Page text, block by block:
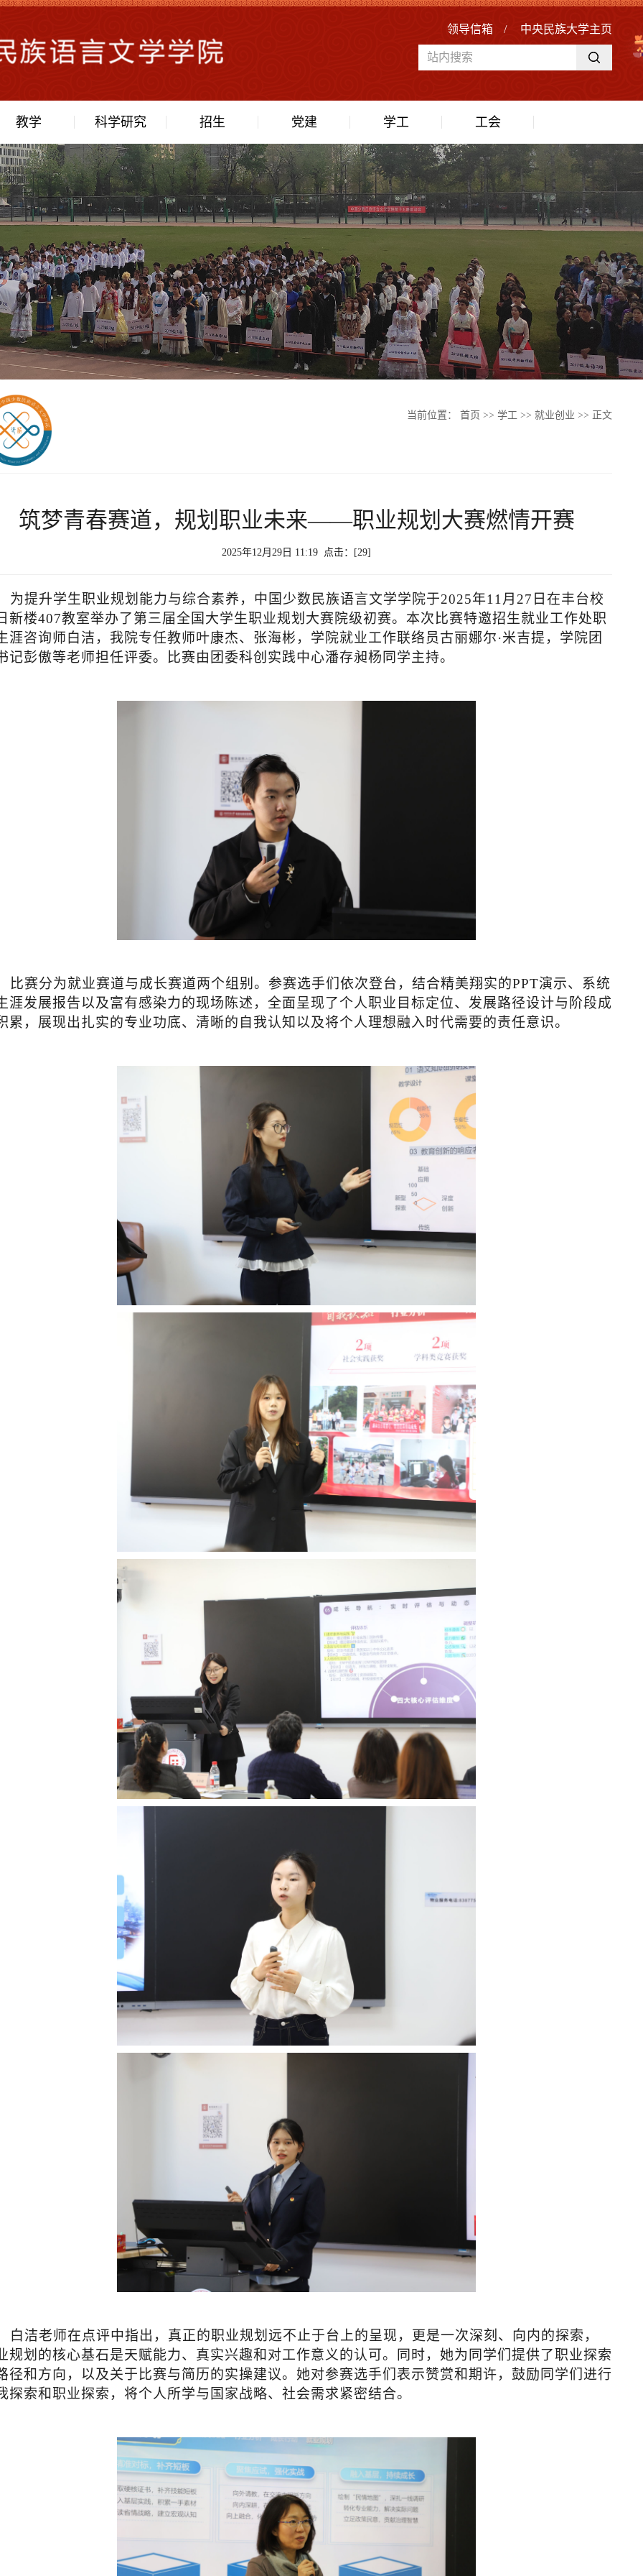
领导信箱 / 中央民族大学主页
教学 科学研究 招生 党建 学工 工会
当前位置： 首页 >> 学工 >> 就业创业 >> 正文
筑梦青春赛道，规划职业未来——职业规划大赛燃情开赛
2025年12月29日 11:19 点击：[29]
为提升学生职业规划能力与综合素养，中国少数民族语言文学学院于2025年11月27日在丰台校
新楼407教室举办了第三届全国大学生职业规划大赛院级初赛。本次比赛特邀招生就业工作处职
涯咨询师白洁，我院专任教师叶康杰、张海彬，学院就业工作联络员古丽娜尔·米吉提，学院团
记彭傲等老师担任评委。比赛由团委科创实践中心潘存昶杨同学主持。
比赛分为就业赛道与成长赛道两个组别。参赛选手们依次登台，结合精美翔实的PPT演示、系统
涯发展报告以及富有感染力的现场陈述，全面呈现了个人职业目标定位、发展路径设计与阶段成
累，展现出扎实的专业功底、清晰的自我认知以及将个人理想融入时代需要的责任意识。
白洁老师在点评中指出，真正的职业规划远不止于台上的呈现，更是一次深刻、向内的探索，
规划的核心基石是天赋能力、真实兴趣和对工作意义的认可。同时，她为同学们提供了职业探索
径和方向，以及关于比赛与简历的实操建议。她对参赛选手们表示赞赏和期许，鼓励同学们进行
探索和职业探索，将个人所学与国家战略、社会需求紧密结合。